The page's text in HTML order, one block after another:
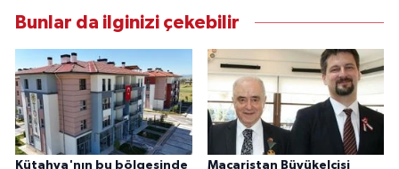
Bunlar da ilginizi çekebilir
Kütahya'nın bu bölgesinde
Macaristan Büyükelçisi